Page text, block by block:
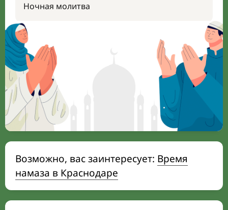
Ночная молитва
Возможно, вас заинтересует: Время
намаза в Краснодаре